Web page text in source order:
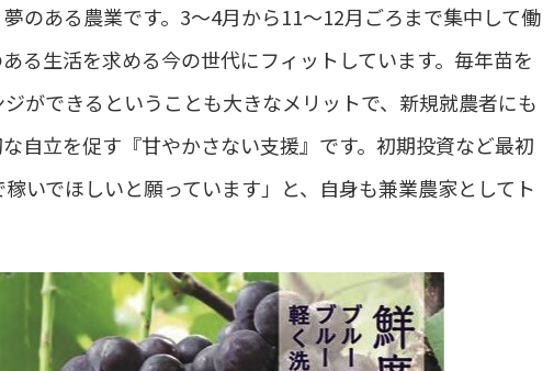
のある農業です。3〜4月から11〜12月ごろまで集中して働
る生活を求める今の世代にフィットしています。毎年苗を
ができるということも大きなメリットで、新規就農者にも
自立を促す『甘やかさない支援』です。初期投資など最初
いでほしいと願っています」と、自身も兼業農家としてト